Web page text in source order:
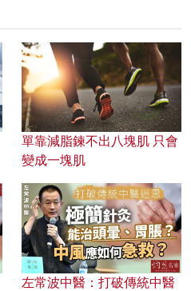
單靠減脂鍊不出八塊肌 只會
變成一塊肌
左常波中醫：打破傳統中醫